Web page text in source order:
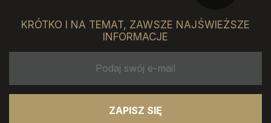
KRÓTKO I NA TEMAT, ZAWSZE NAJŚWIEŻSZE
INFORMACJE
ZAPISZ SIĘ